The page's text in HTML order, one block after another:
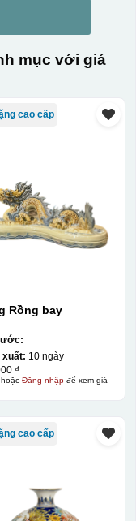
mục với giá
cao cấp
Rồng bay
xuất: 10 ngày
₫
Đăng nhậpđể xem giá
cao cấp